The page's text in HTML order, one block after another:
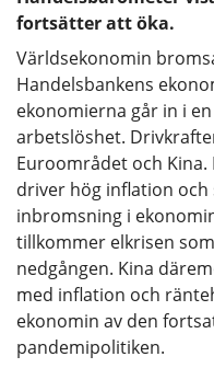
fortsätter att öka.
Världsekonomin
Handelsbankens
ekonomierna går in i
arbetslöshet.
Euroområdet och Kina.
driver hög inflation
inbromsning i
tillkommer elkrisen
nedgången. Kina
med inflation och
ekonomin av den
pandemipolitiken.